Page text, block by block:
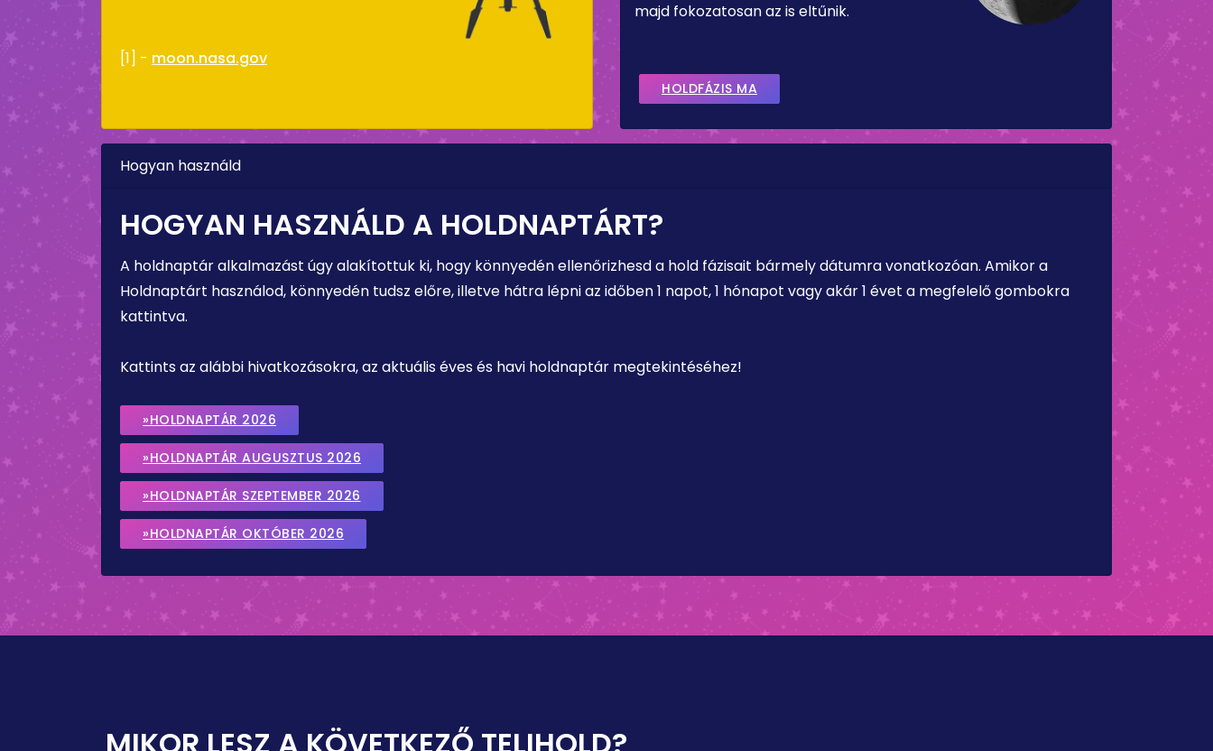
[1] - moon.nasa.gov
majd fokozatosan az is eltűnik.
HOLDFÁZIS MA
Hogyan használd
HOGYAN HASZNÁLD A HOLDNAPTÁRT?
A holdnaptár alkalmazást úgy alakítottuk ki, hogy könnyedén ellenőrizhesd a hold fázisait bármely dátumra vonatkozóan. Amikor a
Holdnaptárt használod, könnyedén tudsz előre, illetve hátra lépni az időben 1 napot, 1 hónapot vagy akár 1 évet a megfelelő gombokra
kattintva.
Kattints az alábbi hivatkozásokra, az aktuális éves és havi holdnaptár megtekintéséhez!
»HOLDNAPTÁR 2026
»HOLDNAPTÁR AUGUSZTUS 2026
»HOLDNAPTÁR SZEPTEMBER 2026
»HOLDNAPTÁR OKTÓBER 2026